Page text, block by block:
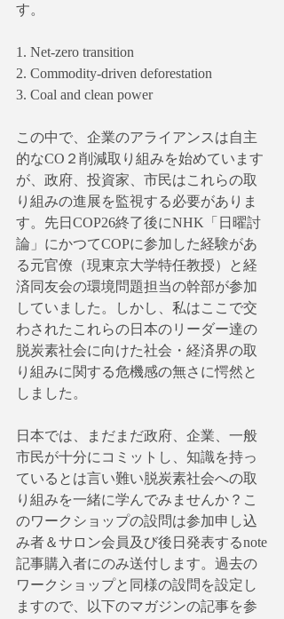
す。
1. Net-zero transition
2. Commodity-driven deforestation
3. Coal and clean power
この中で、企業のアライアンスは自主
的なCO２削減取り組みを始めています
が、政府、投資家、市民はこれらの取
り組みの進展を監視する必要がありま
す。先日COP26終了後にNHK「日曜討
論」にかつてCOPに参加した経験があ
る元官僚（現東京大学特任教授）と経
済同友会の環境問題担当の幹部が参加
していました。しかし、私はここで交
わされたこれらの日本のリーダー達の
脱炭素社会に向けた社会・経済界の取
り組みに関する危機感の無さに愕然と
しました。
日本では、まだまだ政府、企業、一般
市民が十分にコミットし、知識を持っ
ているとは言い難い脱炭素社会への取
り組みを一緒に学んでみませんか？こ
のワークショップの設問は参加申し込
み者＆サロン会員及び後日発表するnote
記事購入者にのみ送付します。過去の
ワークショップと同様の設問を設定し
ますので、以下のマガジンの記事を参